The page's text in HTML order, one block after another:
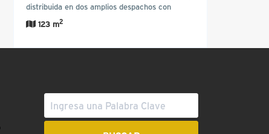
distribuida en dos amplios despachos con
muchas posibilidades…
123 m2